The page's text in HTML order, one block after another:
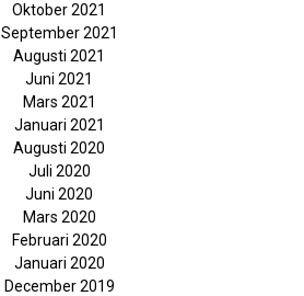
Oktober 2021
September 2021
Augusti 2021
Juni 2021
Mars 2021
Januari 2021
Augusti 2020
Juli 2020
Juni 2020
Mars 2020
Februari 2020
Januari 2020
December 2019